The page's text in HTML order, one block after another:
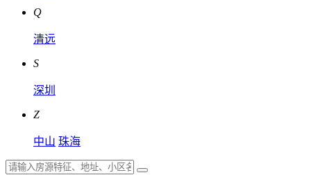
Q
清远
S
深圳
Z
中山 珠海